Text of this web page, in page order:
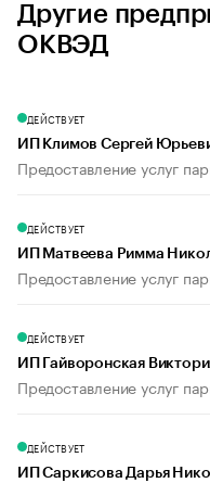
Другие
ОКВЭД
ДЕЙСТВУЕТ
ИП Климов Сергей
Предоставление услуг
ДЕЙСТВУЕТ
ИП Матвеева Римма
Предоставление услуг
ДЕЙСТВУЕТ
ИП Гайворонская
Предоставление услуг
ДЕЙСТВУЕТ
ИП Саркисова Дарья